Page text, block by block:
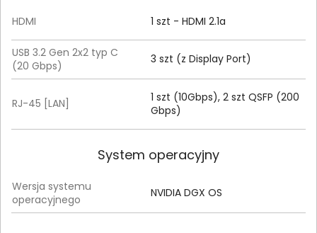
HDMI 1 szt - HDMI 2.1a
USB 3.2 Gen 2x2 typ C
(20 Gbps)
3 szt (z Display Port)
RJ-45 [LAN]
1 szt (10Gbps), 2 szt QSFP (200
Gbps)
System operacyjny
Wersja systemu
operacyjnego
NVIDIA DGX OS